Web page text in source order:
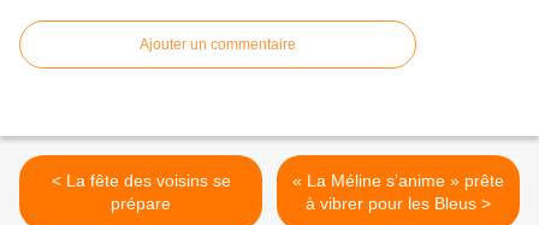
Ajouter un commentaire
< La fête des voisins se
prépare
« La Méline s’anime » prête
à vibrer pour les Bleus >